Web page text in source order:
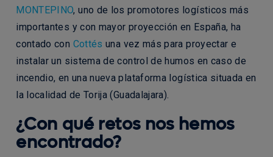
MONTEPINO, uno de los promotores logísticos más
importantes y con mayor proyección en España, ha
contado con Cottés una vez más para proyectar e
instalar un sistema de control de humos en caso de
incendio, en una nueva plataforma logística situada en
la localidad de Torija (Guadalajara).
¿Con qué retos nos hemos
encontrado?